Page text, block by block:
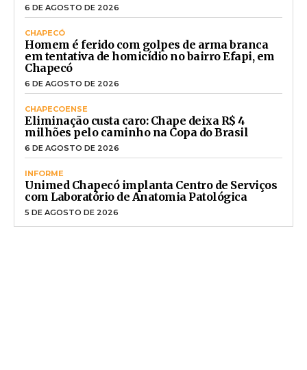
6 DE AGOSTO DE 2026
CHAPECÓ
Homem é ferido com golpes de arma branca
em tentativa de homicídio no bairro Efapi, em
Chapecó
6 DE AGOSTO DE 2026
CHAPECOENSE
Eliminação custa caro: Chape deixa R$ 4
milhões pelo caminho na Copa do Brasil
6 DE AGOSTO DE 2026
INFORME
Unimed Chapecó implanta Centro de Serviços
com Laboratório de Anatomia Patológica
5 DE AGOSTO DE 2026